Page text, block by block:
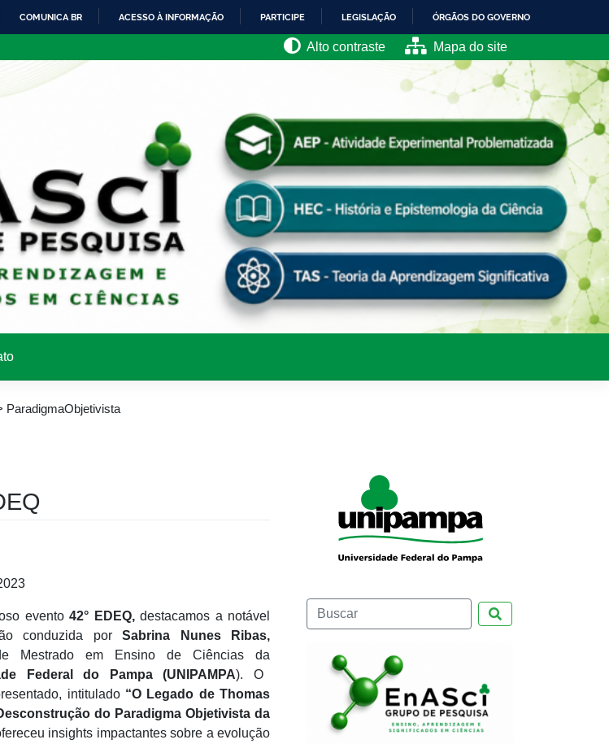
CONTEÚDO
COMUNICA BR ACESSO À INFORMAÇÃO PARTICIPE LEGISLAÇÃO ÓRGÃOS DO GOVERNO
Alto contraste Mapa do site
ParadigmaObjetivista
evento42° EDEQ,destacamos a notável
conduzida porSabrina Nunes Ribas,
Mestrado em Ensino de Ciências da
Federal do Pampa (UNIPAMPA). O
intitulado“O Legado de Thomas
do Paradigma Objetivista da
insights impactantes sobre a evolução